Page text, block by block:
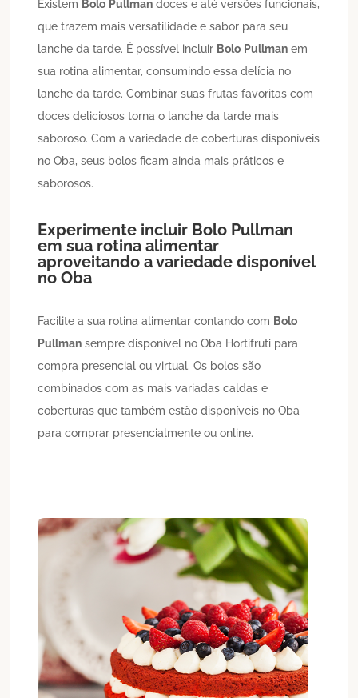
Existem Bolo Pullman doces e até versões funcionais,
que trazem mais versatilidade e sabor para seu
lanche da tarde. É possível incluir Bolo Pullman em
sua rotina alimentar, consumindo essa delícia no
lanche da tarde. Combinar suas frutas favoritas com
doces deliciosos torna o lanche da tarde mais
saboroso. Com a variedade de coberturas disponíveis
no Oba, seus bolos ficam ainda mais práticos e
saborosos.
Experimente incluir Bolo Pullman
em sua rotina alimentar
aproveitando a variedade disponível
no Oba
Facilite a sua rotina alimentar contando com Bolo
Pullman sempre disponível no Oba Hortifruti para
compra presencial ou virtual. Os bolos são
combinados com as mais variadas caldas e
coberturas que também estão disponíveis no Oba
para comprar presencialmente ou online.